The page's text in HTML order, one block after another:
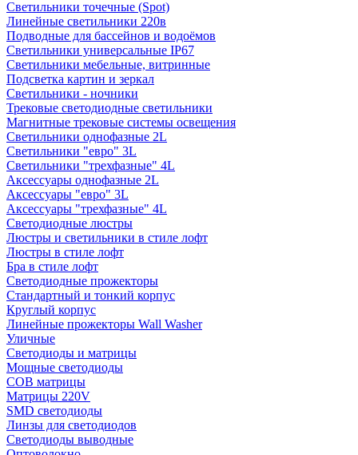
Светильники точечные (Spot)
Линейные светильники 220в
Подводные для бассейнов и водоёмов
Светильники универсальные IP67
Светильники мебельные, витринные
Подсветка картин и зеркал
Светильники - ночники
Трековые светодиодные светильники
Магнитные трековые системы освещения
Светильники однофазные 2L
Светильники "евро" 3L
Светильники "трехфазные" 4L
Аксессуары однофазные 2L
Аксессуары "евро" 3L
Аксессуары "трехфазные" 4L
Светодиодные люстры
Люстры и светильники в стиле лофт
Люстры в стиле лофт
Бра в стиле лофт
Светодиодные прожекторы
Стандартный и тонкий корпус
Круглый корпус
Линейные прожекторы Wall Washer
Уличные
Светодиоды и матрицы
Мощные светодиоды
COB матрицы
Матрицы 220V
SMD светодиоды
Линзы для светодиодов
Светодиоды выводные